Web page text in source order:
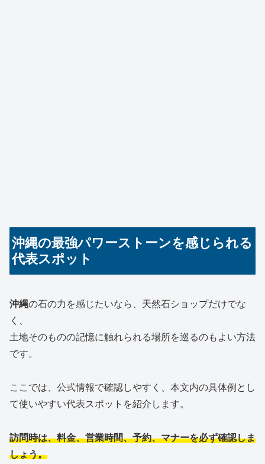
沖縄の最強パワーストーンを感じられる
代表スポット
沖縄の石の力を感じたいなら、天然石ショップだけでな
く、
土地そのものの記憶に触れられる場所を巡るのもよい方法
です。
ここでは、公式情報で確認しやすく、本文内の具体例とし
て使いやすい代表スポットを紹介します。
訪問時は、料金、営業時間、予約、マナーを必ず確認しま
しょう。